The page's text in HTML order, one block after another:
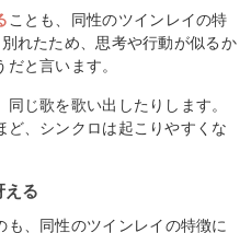
ことも、同性のツインレイの特
れたため、思考や行動が似るか
と言います。
じ歌を歌い出したりします。
ど、シンクロは起こりやすくな
る
も、同性のツインレイの特徴に